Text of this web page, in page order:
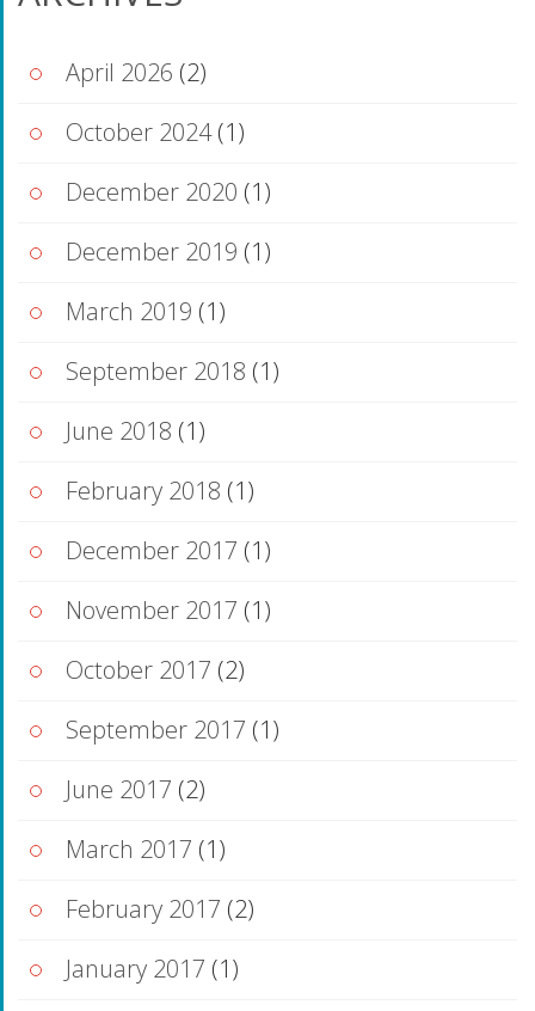
April 2026 (2)
October 2024(1)
December 2020 (1)
December 2019 (1)
March 2019 (1)
September 2018 (1)
June 2018 (1)
February 2018 (1)
December 2017 (1)
November 2017 (1)
October 2017 (2)
September 2017 (1)
June 2017 (2)
March 2017 (1)
February 2017 (2)
January 2017 (1)